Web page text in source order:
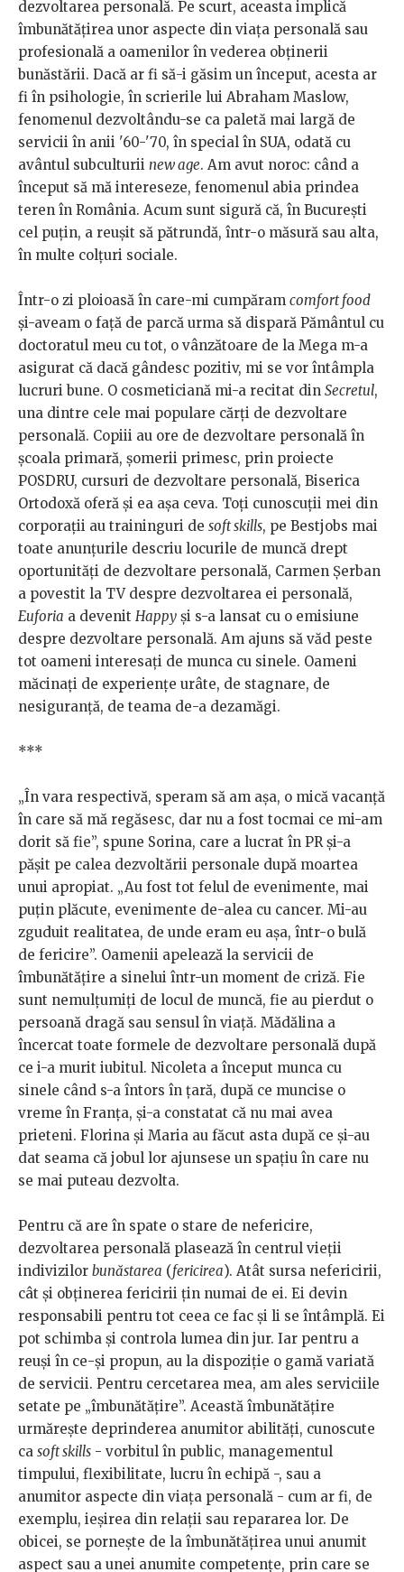
dezvoltarea personală. Pe scurt, aceasta implică
îmbunătățirea unor aspecte din viața personală sau
profesională a oamenilor în vederea obținerii
bunăstării. Dacă ar fi să-i găsim un început, acesta ar
fi în psihologie, în scrierile lui Abraham Maslow,
fenomenul dezvoltându-se ca paletă mai largă de
servicii în anii '60-'70, în special în SUA, odată cu
avântul subculturii new age. Am avut noroc: când a
început să mă intereseze, fenomenul abia prindea
teren în România. Acum sunt sigură că, în București
cel puțin, a reușit să pătrundă, într-o măsură sau alta,
în multe colțuri sociale.
Într-o zi ploioasă în care-mi cumpăram comfort food
și-aveam o față de parcă urma să dispară Pământul cu
doctoratul meu cu tot, o vânzătoare de la Mega m-a
asigurat că dacă gândesc pozitiv, mi se vor întâmpla
lucruri bune. O cosmeticiană mi-a recitat din Secretul,
una dintre cele mai populare cărți de dezvoltare
personală. Copiii au ore de dezvoltare personală în
școala primară, șomerii primesc, prin proiecte
POSDRU, cursuri de dezvoltare personală, Biserica
Ortodoxă oferă și ea așa ceva. Toți cunoscuții mei din
corporații au traininguri de soft skills, pe Bestjobs mai
toate anunțurile descriu locurile de muncă drept
oportunități de dezvoltare personală, Carmen Șerban
a povestit la TV despre dezvoltarea ei personală,
Euforia a devenit Happy și s-a lansat cu o emisiune
despre dezvoltare personală. Am ajuns să văd peste
tot oameni interesați de munca cu sinele. Oameni
măcinați de experiențe urâte, de stagnare, de
nesiguranță, de teama de-a dezamăgi.
***
„În vara respectivă, speram să am așa, o mică vacanță
în care să mă regăsesc, dar nu a fost tocmai ce mi-am
dorit să fie”, spune Sorina, care a lucrat în PR și-a
pășit pe calea dezvoltării personale după moartea
unui apropiat. „Au fost tot felul de evenimente, mai
puțin plăcute, evenimente de-alea cu cancer. Mi-au
zguduit realitatea, de unde eram eu așa, într-o bulă
de fericire”. Oamenii apelează la servicii de
îmbunătățire a sinelui într-un moment de criză. Fie
sunt nemulțumiți de locul de muncă, fie au pierdut o
persoană dragă sau sensul în viață. Mădălina a
încercat toate formele de dezvoltare personală după
ce i-a murit iubitul. Nicoleta a început munca cu
sinele când s-a întors în țară, după ce muncise o
vreme în Franța, și-a constatat că nu mai avea
prieteni. Florina și Maria au făcut asta după ce și-au
dat seama că jobul lor ajunsese un spațiu în care nu
se mai puteau dezvolta.
Pentru că are în spate o stare de nefericire,
dezvoltarea personală plasează în centrul vieții
indivizilor bunăstarea (fericirea). Atât sursa nefericirii,
cât și obținerea fericirii țin numai de ei. Ei devin
responsabili pentru tot ceea ce fac și li se întâmplă. Ei
pot schimba și controla lumea din jur. Iar pentru a
reuși în ce-și propun, au la dispoziție o gamă variată
de servicii. Pentru cercetarea mea, am ales serviciile
setate pe „îmbunătățire”. Această îmbunătățire
urmărește deprinderea anumitor abilități, cunoscute
ca soft skills - vorbitul în public, managementul
timpului, flexibilitate, lucru în echipă -, sau a
anumitor aspecte din viața personală - cum ar fi, de
exemplu, ieșirea din relații sau repararea lor. De
obicei, se pornește de la îmbunătățirea unui anumit
aspect sau a unei anumite competențe, prin care se